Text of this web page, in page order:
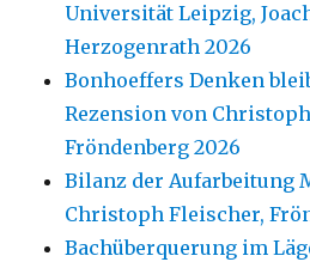
Universität Leipzig,
Herzogenrath 2026
Bonhoeffers Denken
Rezension von
Fröndenberg 2026
Bilanz der Aufarbeitung
Christoph Fleischer,
Bachüberquerung im